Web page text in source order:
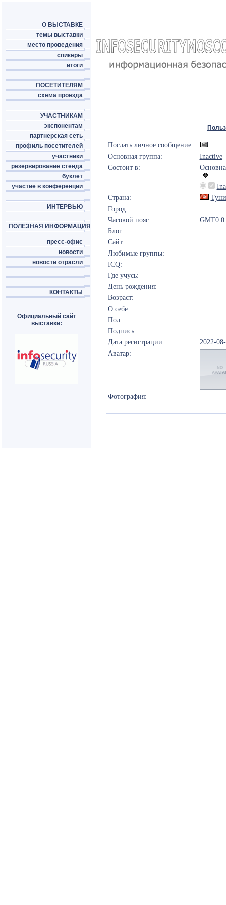
О ВЫСТАВКЕ
темы выставки
место проведения
спикеры
итоги
ПОСЕТИТЕЛЯМ
схема проезда
УЧАСТНИКАМ
экспонентам
партнерская сеть
профиль посетителей
участники
резервирование стенда
буклет
участие в конференции
ИНТЕРВЬЮ
ПОЛЕЗНАЯ ИНФОРМАЦИЯ
пресс-офис
новости
новости отрасли
КОНТАКТЫ
Официальный сайт
выставки:
Послать личное сообщение:
Основная группа:
Inactive
Состоит в:
Страна:
Город:
Часовой пояс:
GMT0.0
Блог:
Сайт:
Любимые группы:
ICQ:
Где учусь:
День рождения:
Возраст:
О себе:
Пол:
Подпись:
Дата регистрации:
2022-
Аватар:
Фотография: